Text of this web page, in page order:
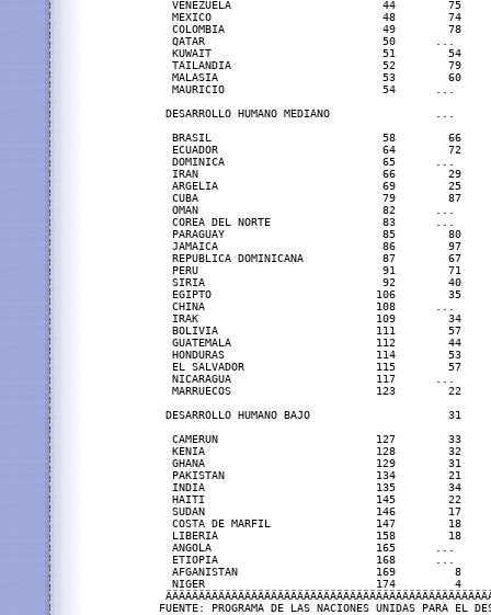
VENEZUELA                       44        75
MEXICO                          48        74
COLOMBIA                        49        78
QATAR                           50      ...
KUWAIT                          51        54
TAILANDIA                       52        79
MALASIA                         53        60
MAURICIO                        54      ...
DESARROLLO HUMANO MEDIANO
BRASIL                          58        66
ECUADOR                         64        72
DOMINICA                        65      ...
IRAN                            66        29
ARGELIA                         69        25
CUBA                            79        87
OMAN                            82      ...
COREA DEL NORTE                 83      ...
PARAGUAY                        85        80
JAMAICA                         86        97
REPUBLICA DOMINICANA            87        67
PERU                            91        71
SIRIA                           92        40
EGIPTO                         106        35
CHINA                          108      ...
IRAK                           109        34
BOLIVIA                        111        57
GUATEMALA                      112        44
HONDURAS                       114        53
EL SALVADOR                    115        57
NICARAGUA                      117      ...
MARRUECOS                      123        22
DESARROLLO HUMANO BAJO
CAMERUN                        127        33
KENIA                          128        32
GHANA                          129        31
PAKISTAN                       134        21
INDIA                          135        34
HAITI                          145        22
SUDAN                          146        17
COSTA DE MARFIL                147        18
LIBERIA                        158        18
ANGOLA                         165      ...
ETIOPIA                        168      ...
AFGANISTAN                     169         8
NIGER                          174         4
FUENTE: PROGRAMA DE LAS NACIONES UNIDAS PARA EL